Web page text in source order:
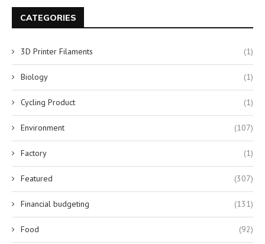
CATEGORIES
3D Printer Filaments (1)
Biology (1)
Cycling Product (1)
Environment (107)
Factory (1)
Featured (307)
Financial budgeting (131)
Food (92)